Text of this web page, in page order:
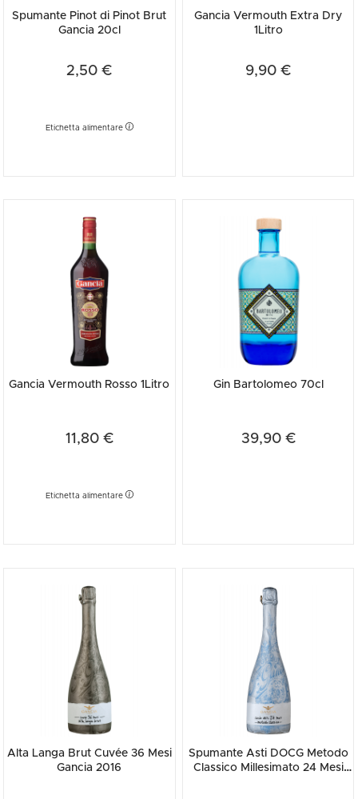
Spumante Pinot di Pinot Brut
Gancia 20cl
2,50 €
Etichetta alimentare
Gancia Vermouth Extra Dry
1Litro
9,90 €
Gancia Vermouth Rosso 1Litro
11,80 €
Etichetta alimentare
Gin Bartolomeo 70cl
39,90 €
Alta Langa Brut Cuvée 36 Mesi
Gancia 2016
Spumante Asti DOCG Metodo
Classico Millesimato 24 Mesi